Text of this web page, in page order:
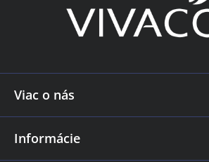
i
Viac o nás
Informácie